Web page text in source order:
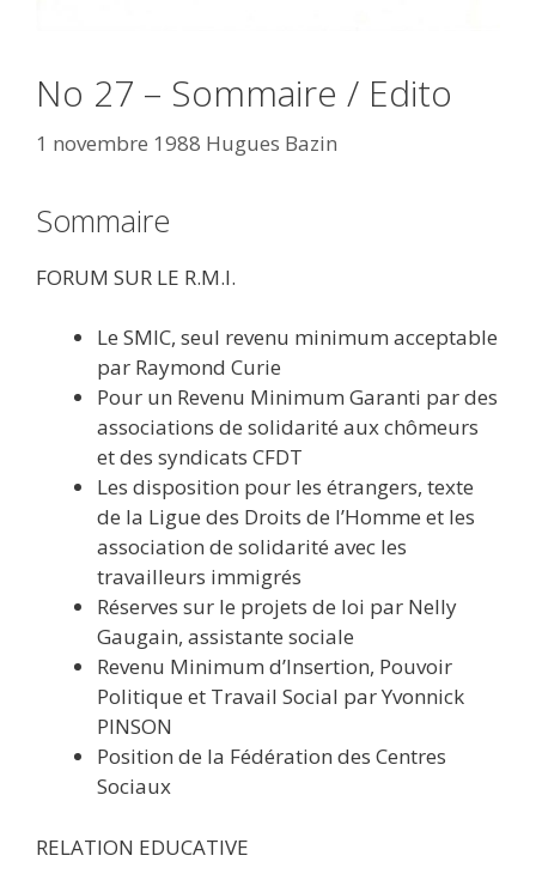
No 27 – Sommaire / Edito
1 novembre 1988 Hugues Bazin
Sommaire
FORUM SUR LE R.M.I.
Le SMIC, seul revenu minimum acceptable
par Raymond Curie
Pour un Revenu Minimum Garanti par des
associations de solidarité aux chômeurs
et des syndicats CFDT
Les disposition pour les étrangers, texte
de la Ligue des Droits de l’Homme et les
association de solidarité avec les
travailleurs immigrés
Réserves sur le projets de loi par Nelly
Gaugain, assistante sociale
Revenu Minimum d’Insertion, Pouvoir
Politique et Travail Social par Yvonnick
PINSON
Position de la Fédération des Centres
Sociaux
RELATION EDUCATIVE